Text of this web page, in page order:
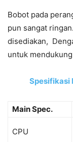
Bobot pada
pun sangat
disediakan,
untuk
Spesifikasi
Main Spec.
CPU